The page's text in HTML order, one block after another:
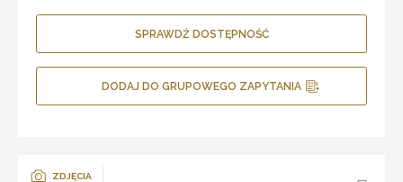
SPRAWDŹ DOSTĘPNOŚĆ
DODAJ DO GRUPOWEGO ZAPYTANIA
ZDJĘCIA